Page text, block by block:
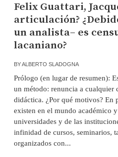
Felix Guattari,
articulación?
un analista– es
lacaniano?
BYALBERTO SLADOGNA
Prólogo (en lugar de resumen):
un método: renuncia a cualquier
didáctica. ¿Por qué motivos?
existen en el mundo académico
universidades y de las
infinidad de cursos, seminarios,
organizados con...